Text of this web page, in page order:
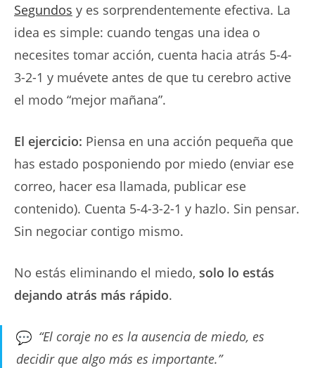
Segundos y es sorprendentemente efectiva. La
idea es simple: cuando tengas una idea o
necesites tomar acción, cuenta hacia atrás 5-4-
3-2-1 y muévete antes de que tu cerebro active
el modo “mejor mañana”.
El ejercicio: Piensa en una acción pequeña que
has estado posponiendo por miedo (enviar ese
correo, hacer esa llamada, publicar ese
contenido). Cuenta 5-4-3-2-1 y hazlo. Sin pensar.
Sin negociar contigo mismo.
No estás eliminando el miedo, solo lo estás
dejando atrás más rápido.
“El coraje no es la ausencia de miedo, es
decidir que algo más es importante.”